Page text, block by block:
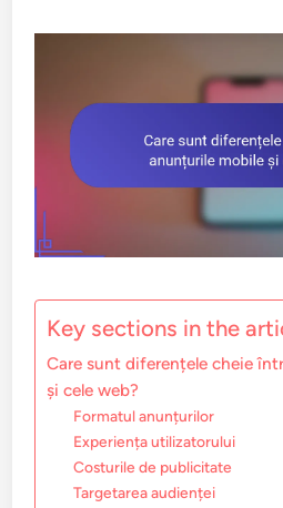
Key sections in the
Care sunt diferențele cheie
și cele web?
Formatul anunțurilor
Experiența utilizatorului
Costurile de publicitate
Targetarea audienței